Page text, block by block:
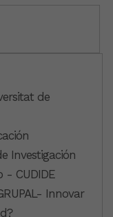
de
Investigación
- CUDIDE
Innovar